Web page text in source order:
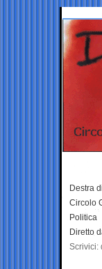
Destra
Circolo
Politica
Diretto
Scrivici: